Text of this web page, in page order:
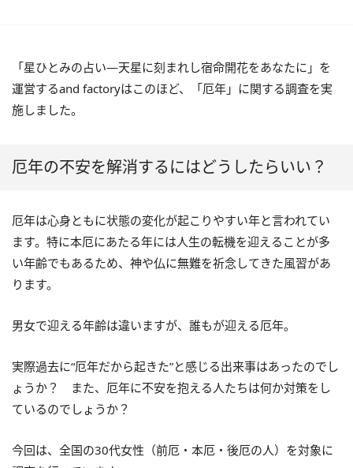
「星ひとみの占い―天星に刻まれし宿命開花をあなたに」を
運営するand factoryはこのほど、「厄年」に関する調査を実
施しました。
厄年の不安を解消するにはどうしたらいい？
厄年は心身ともに状態の変化が起こりやすい年と言われてい
ます。特に本厄にあたる年には人生の転機を迎えることが多
い年齢でもあるため、神や仏に無難を祈念してきた風習があ
ります。
男女で迎える年齢は違いますが、誰もが迎える厄年。
実際過去に“厄年だから起きた”と感じる出来事はあったのでし
ょうか？ また、厄年に不安を抱える人たちは何か対策をし
ているのでしょうか？
今回は、全国の30代女性（前厄・本厄・後厄の人）を対象に